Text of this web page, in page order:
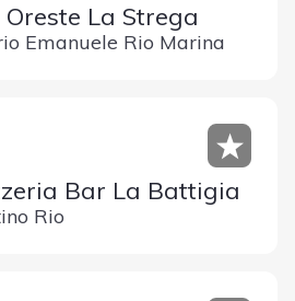
La Strega
Emanuele Rio Marina
Bar La Battigia
Rio